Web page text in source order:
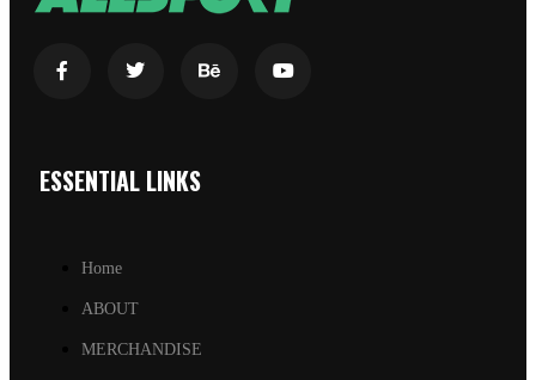
ESSENTIAL LINKS
Home
ABOUT
MERCHANDISE